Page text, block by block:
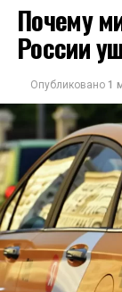
Почему
России
Опубликовано 1